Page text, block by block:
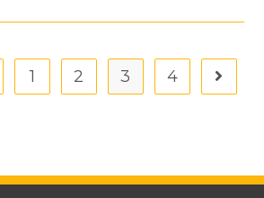
1 2 3 4